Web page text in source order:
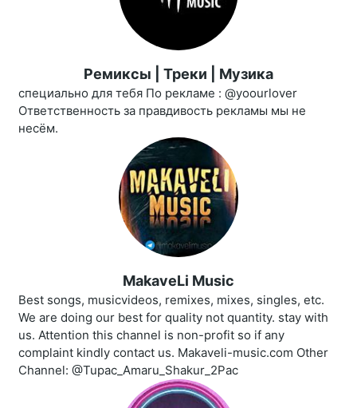
Ремиксы | Треки | Музика
специально для тебя По рекламе : @yoourlover
Ответственность за правдивость рекламы мы не
несём.
MakaveLi Music
Best songs, musicvideos, remixes, mixes, singles, etc.
We are doing our best for quality not quantity. stay with
us. Attention this channel is non-profit so if any
complaint kindly contact us. Makaveli-music.com Other
Channel: @Tupac_Amaru_Shakur_2Pac